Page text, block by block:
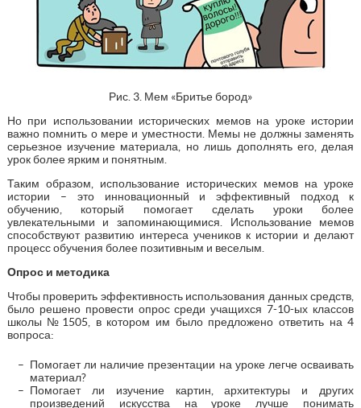
Рис. 3. Мем «Бритье бород»
Но при использовании исторических мемов на уроке истории
важно помнить о мере и уместности. Мемы не должны заменять
серьезное изучение материала, но лишь дополнять его, делая
урок более ярким и понятным.
Таким образом, использование исторических мемов на уроке
истории – это инновационный и эффективный подход к
обучению, который помогает сделать уроки более
увлекательными и запоминающимися. Использование мемов
способствуют развитию интереса учеников к истории и делают
процесс обучения более позитивным и веселым.
Опрос и методика
Чтобы проверить эффективность использования данных средств,
было решено провести опрос среди учащихся 7-10-ых классов
школы №1505, в котором им было предложено ответить на 4
вопроса:
Помогает ли наличие презентации на уроке легче осваивать
материал?
Помогает ли изучение картин, архитектуры и других
произведений искусства на уроке лучше понимать